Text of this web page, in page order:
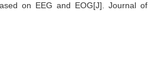
on EEG and EOG[J]. Journal of